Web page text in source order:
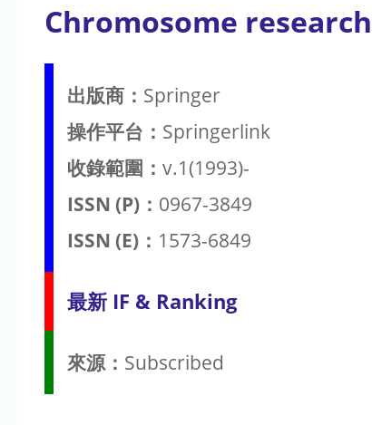
Chromosome research
出版商： Springer
操作平台： Springerlink
收錄範圍： v.1(1993)-
ISSN (P)： 0967-3849
ISSN (E)： 1573-6849
最新 IF & Ranking
來源： Subscribed